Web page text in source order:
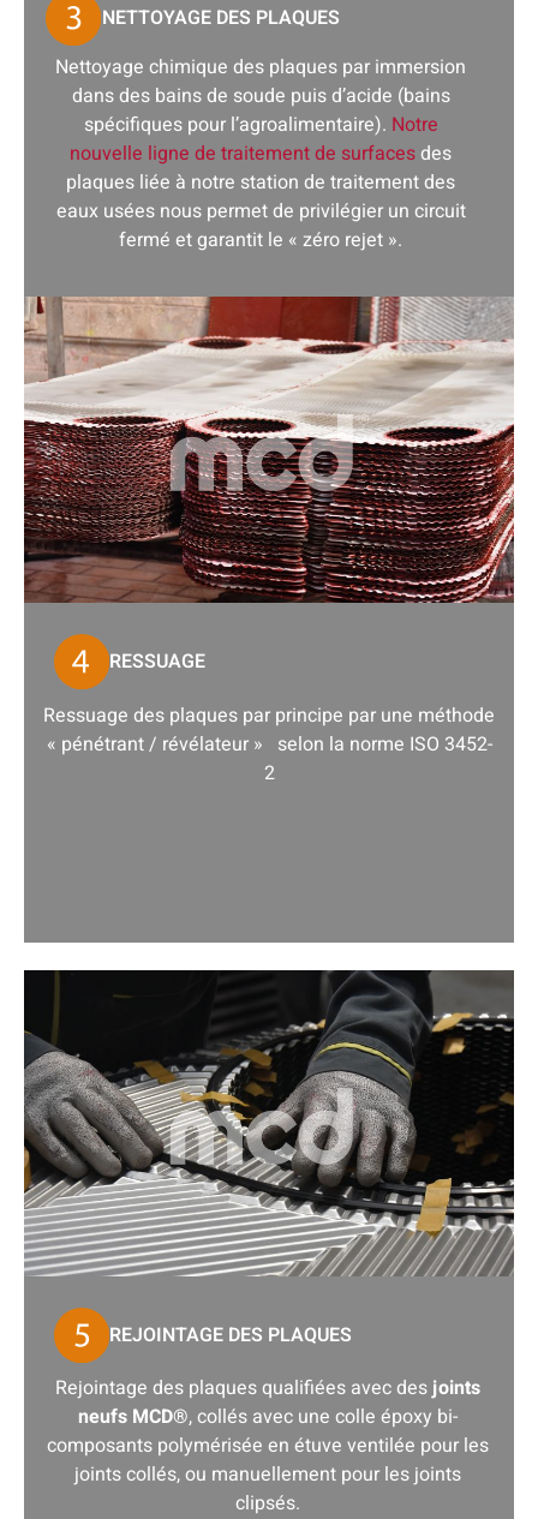
NETTOYAGE DES PLAQUES
Nettoyage chimique des plaques par immersion
dans des bains de soude puis d’acide (bains
spécifiques pour l’agroalimentaire). Notre
nouvelle ligne de traitement de surfacesdes
plaques liée à notre station de traitement des
eaux usées nous permet de privilégier un circuit
fermé et garantit le « zéro rejet ».
RESSUAGE
Ressuage des plaques par principe par une méthode
« pénétrant / révélateur » selon la norme ISO 3452-
2
REJOINTAGE DES PLAQUES
Rejointage des plaques qualifiées avec desjoints
neufs MCD®, collés avec une colle époxy bi-
composants polymérisée en étuve ventilée pour les
joints collés, ou manuellement pour les joints
clipsés.